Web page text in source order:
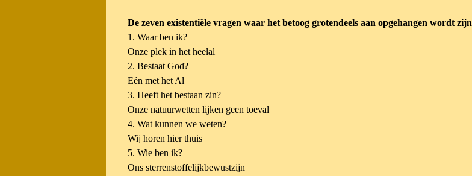
De zeven existentiële vragen waar het betoog grotendeels aan opgehangen wordt
1. Waar ben ik?
Onze plek in het heelal
2. Bestaat God?
Eén met het Al
3. Heeft het bestaan zin?
Onze natuurwetten lijken geen toeval
4. Wat kunnen we weten?
Wij horen hier thuis
5. Wie ben ik?
Ons sterrenstoffelijkbewustzijn